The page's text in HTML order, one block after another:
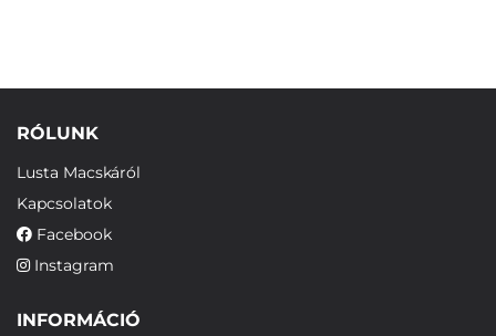
RÓLUNK
Lusta Macskáról
Kapcsolatok
Facebook
Instagram
INFORMÁCIÓ